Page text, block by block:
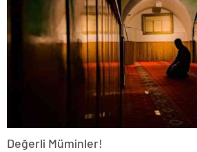
Değerli Müminler!